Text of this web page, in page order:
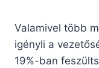
Valamivel több
igényli a
19%-ban